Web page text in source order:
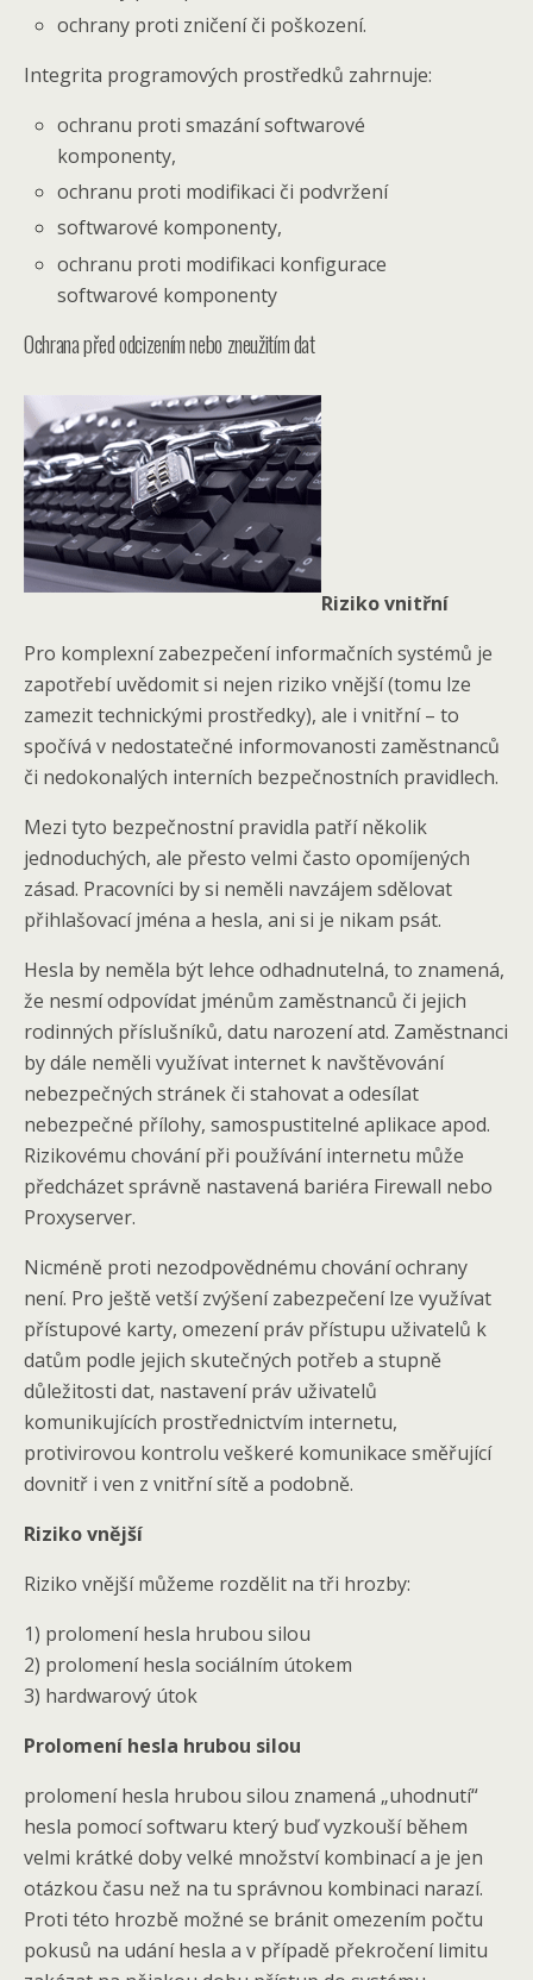
ochrany proti zničení či poškození.
Integrita programových prostředků zahrnuje:
ochranu proti smazání softwarové
komponenty,
ochranu proti modifikaci či podvržení
softwarové komponenty,
ochranu proti modifikaci konfigurace
softwarové komponenty
Ochrana před odcizením nebo zneužitím dat
Riziko vnitřní
Pro komplexní zabezpečení informačních systémů je
zapotřebí uvědomit si nejen riziko vnější (tomu lze
zamezit technickými prostředky), ale i vnitřní – to
spočívá v nedostatečné informovanosti zaměstnanců
či nedokonalých interních bezpečnostních pravidlech.
Mezi tyto bezpečnostní pravidla patří několik
jednoduchých, ale přesto velmi často opomíjených
zásad. Pracovníci by si neměli navzájem sdělovat
přihlašovací jména a hesla, ani si je nikam psát.
Hesla by neměla být lehce odhadnutelná, to znamená,
že nesmí odpovídat jménům zaměstnanců či jejich
rodinných příslušníků, datu narození atd. Zaměstnanci
by dále neměli využívat internet k navštěvování
nebezpečných stránek či stahovat a odesílat
nebezpečné přílohy, samospustitelné aplikace apod.
Rizikovému chování při používání internetu může
předcházet správně nastavená bariéra Firewall nebo
Proxyserver.
Nicméně proti nezodpovědnému chování ochrany
není. Pro ještě vetší zvýšení zabezpečení lze využívat
přístupové karty, omezení práv přístupu uživatelů k
datům podle jejich skutečných potřeb a stupně
důležitosti dat, nastavení práv uživatelů
komunikujících prostřednictvím internetu,
protivirovou kontrolu veškeré komunikace směřující
dovnitř i ven z vnitřní sítě a podobně.
Riziko vnější
Riziko vnější můžeme rozdělit na tři hrozby:
1) prolomení hesla hrubou silou
2) prolomení hesla sociálním útokem
3) hardwarový útok
Prolomení hesla hrubou silou
prolomení hesla hrubou silou znamená „uhodnutí“
hesla pomocí softwaru který buď vyzkouší během
velmi krátké doby velké množství kombinací a je jen
otázkou času než na tu správnou kombinaci narazí.
Proti této hrozbě možné se bránit omezením počtu
pokusů na udání hesla a v případě překročení limitu